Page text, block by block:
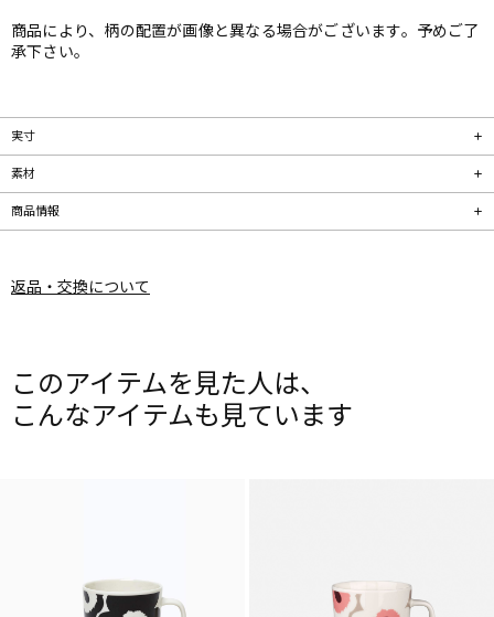
商品により、柄の配置が画像と異なる場合がございます。予めご了
承下さい。
実寸
素材
商品情報
返品・交換について
このアイテムを見た人は、
こんなアイテムも見ています